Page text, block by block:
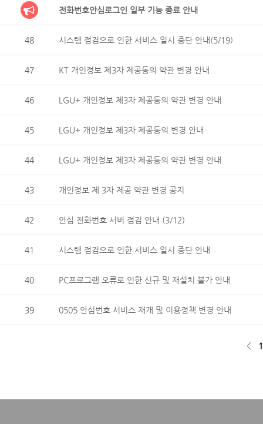
전화번호안심로그인 일부 기능 종료 안내
48 시스템 점검으로 인한 서비스 일시 중단 안내(5/19)
47 KT 개인정보 제3자 제공동의 약관 변경 안내
46 LGU+ 개인정보 제3자 제공동의 약관 변경 안내
45 LGU+ 개인정보 제3자 제공동의 변경 안내
44 LGU+ 개인정보 제3자 제공동의 약관 변경 안내
43 개인정보 제 3자 제공 약관 변경 공지
42 안심 전화번호 서버 점검 안내 (3/12)
41 시스템 점검으로 인한 서비스 일시 중단 안내
40 PC프로그램 오류로 인한 신규 및 재설치 불가 안내
39 0505 안심번호 서비스 재개 및 이용정책 변경 안내
< 1